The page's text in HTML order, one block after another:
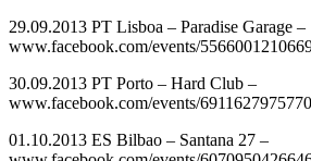
29.09.2013 PT Lisboa – Paradise Garage –
www.facebook.com/events/
30.09.2013 PT Porto – Hard Club –
www.facebook.com/events/
01.10.2013 ES Bilbao – Santana 27 –